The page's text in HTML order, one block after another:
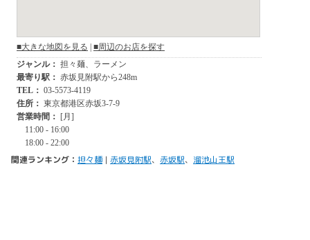
関連ランキング： 担々麺 | 赤坂見附駅、 赤坂駅、 溜池山王駅